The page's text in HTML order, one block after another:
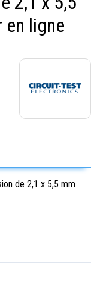
ligne
de 2,1 x 5,5 mm